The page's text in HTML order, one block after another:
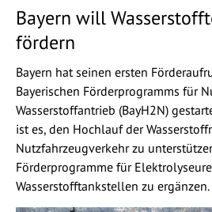
Bayern will
fördern
Bayern hat seinen ersten
Bayerischen Förderprogramms für
Wasserstoffantrieb (BayH2N)
ist es, den Hochlauf der
Nutzfahrzeugverkehr zu
Förderprogramme für
Wasserstofftankstellen zu ergänzen.